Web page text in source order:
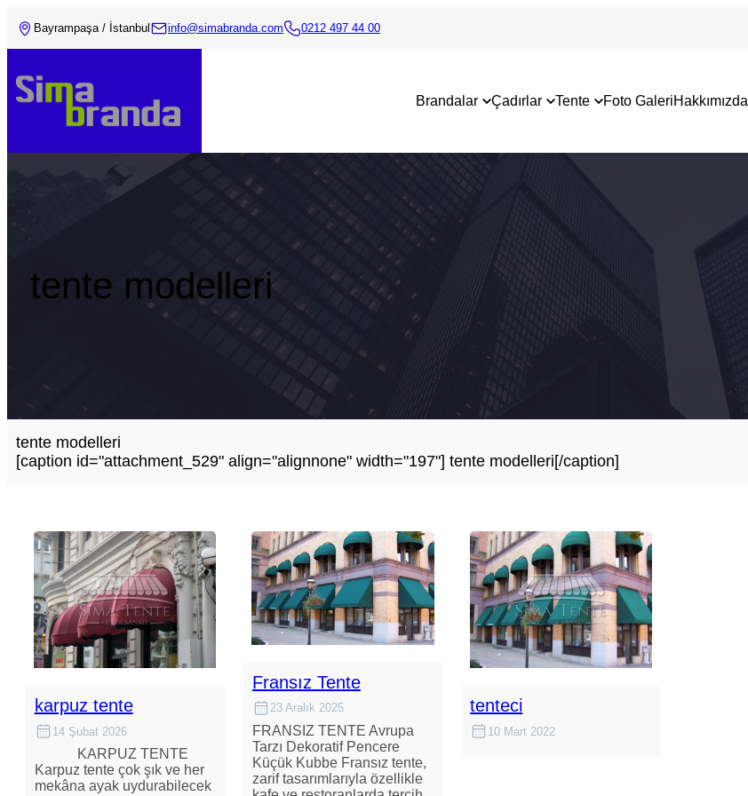
Bayrampaşa / İstanbul info@simabranda.com 0212 497 44 00
Brandalar Çadırlar Tente Foto GaleriHakkımızda
tente modelleri
tente modelleri
[caption id="attachment_529" align="alignnone" width="197"] tente modelleri[/caption]
karpuz tente
14 Şubat 2026
KARPUZ TENTE
Karpuz tente çok şık ve her
mekâna ayak uydurabilecek
Fransız Tente
23 Aralık 2025
FRANSIZ TENTE Avrupa
Tarzı Dekoratif Pencere
Küçük Kubbe Fransız tente,
zarif tasarımlarıyla özellikle
tenteci
10 Mart 2022